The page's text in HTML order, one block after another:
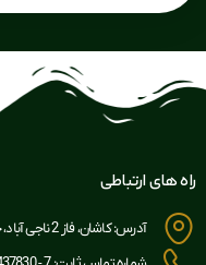
راه های ارتباطی
آدرس: کاشان، فاز 2 ناجی آباد، خیابان مخابرات، کوچه شمشاد 7